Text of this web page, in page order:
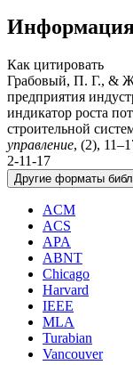
Информация
Как цитировать
Грабовый, П. Г., &
предприятия
индикатор роста
строительной
управление, (2),
2-11-17
Другие форматы
ACM
ACS
APA
ABNT
Chicago
Harvard
IEEE
MLA
Turabian
Vancouver